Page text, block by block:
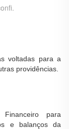
voltadas para a
providências.
para
e balanços da